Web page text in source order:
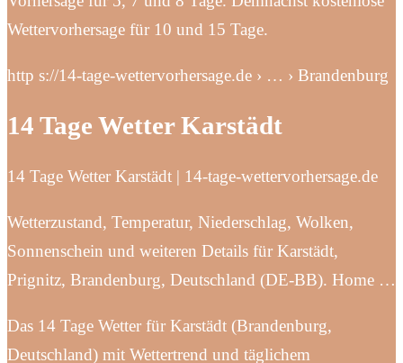
Wettervorhersage für 10 und 15 Tage.
http s://14-tage-wettervorhersage.de › … › Brandenburg
14 Tage Wetter Karstädt
14 Tage Wetter Karstädt | 14-tage-wettervorhersage.de
Wetterzustand, Temperatur, Niederschlag, Wolken,
Sonnenschein und weiteren Details für Karstädt,
Prignitz, Brandenburg, Deutschland (DE-BB). Home …
Das 14 Tage Wetter für Karstädt (Brandenburg,
Deutschland) mit Wettertrend und täglichem